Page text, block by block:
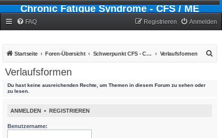
Chronic Fatigue Syndrome - CFS / ME
FAQ Anmelden
Registrieren
Startseite Foren-Übersicht Schwerpunkt CFS - Chronic-Fatigue-Syndrom Verlaufsformen
Verlaufsformen
Du hast keine ausreichenden Rechte, um Themen in diesem Forum zu sehen oder
zu lesen.
ANMELDEN • REGISTRIEREN
Benutzername: